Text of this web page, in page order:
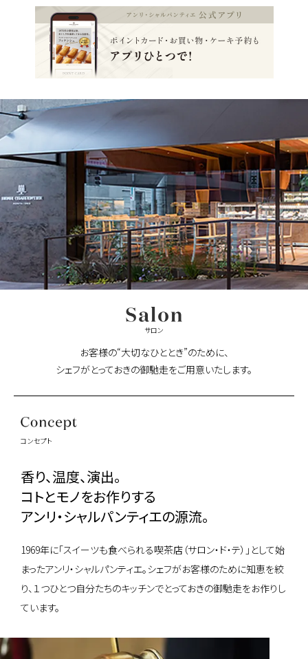
サロン
お客様の“大切なひととき”のために、
シェフがとっておきの御馳走をご用意いたします。
コンセプト
香り、温度、演出。
コトとモノをお作りする
アンリ・シャルパンティエの源流。
1969年に「スイーツも食べられる喫茶店（サロン・ド・テ）」として始
まったアンリ・シャルパンティエ。シェフがお客様のために知恵を絞
り、１つひとつ自分たちのキッチンでとっておきの御馳走をお作りし
ています。